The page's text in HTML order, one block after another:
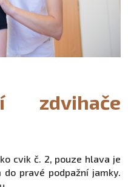
zdvihače
cvik č. 2, pouze hlava je
pravé podpažní jamky.